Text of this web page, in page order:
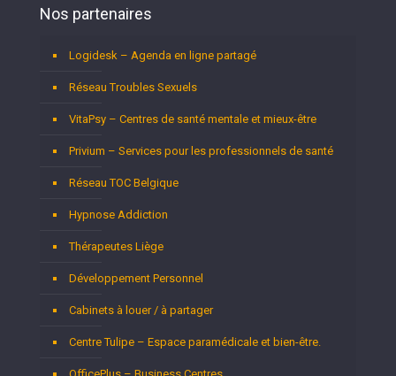
Nos partenaires
Logidesk – Agenda en ligne partagé
Réseau Troubles Sexuels
VitaPsy – Centres de santé mentale et mieux-être
Privium – Services pour les professionnels de santé
Réseau TOC Belgique
Hypnose Addiction
Thérapeutes Liège
Développement Personnel
Cabinets à louer / à partager
Centre Tulipe – Espace paramédicale et bien-être.